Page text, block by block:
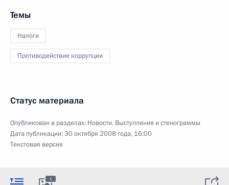
Темы
Налоги
Противодействие коррупции
Статус материала
Опубликован в разделах: Новости, Выступления и стенограммы
Дата публикации:30 октября 2008 года, 16:00
Текстовая версия
1